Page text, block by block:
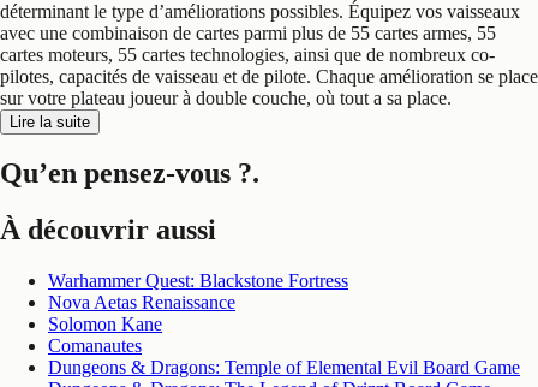
déterminant le type d’améliorations possibles. Équipez vos vaisseaux
avec une combinaison de cartes parmi plus de 55 cartes armes, 55
cartes moteurs, 55 cartes technologies, ainsi que de nombreux co-
pilotes, capacités de vaisseau et de pilote. Chaque amélioration se place
sur votre plateau joueur à double couche, où tout a sa place.
Lire la suite
Qu’en pensez-vous ?.
À découvrir aussi
Warhammer Quest: Blackstone Fortress
Nova Aetas Renaissance
Solomon Kane
Comanautes
Dungeons & Dragons: Temple of Elemental Evil Board Game